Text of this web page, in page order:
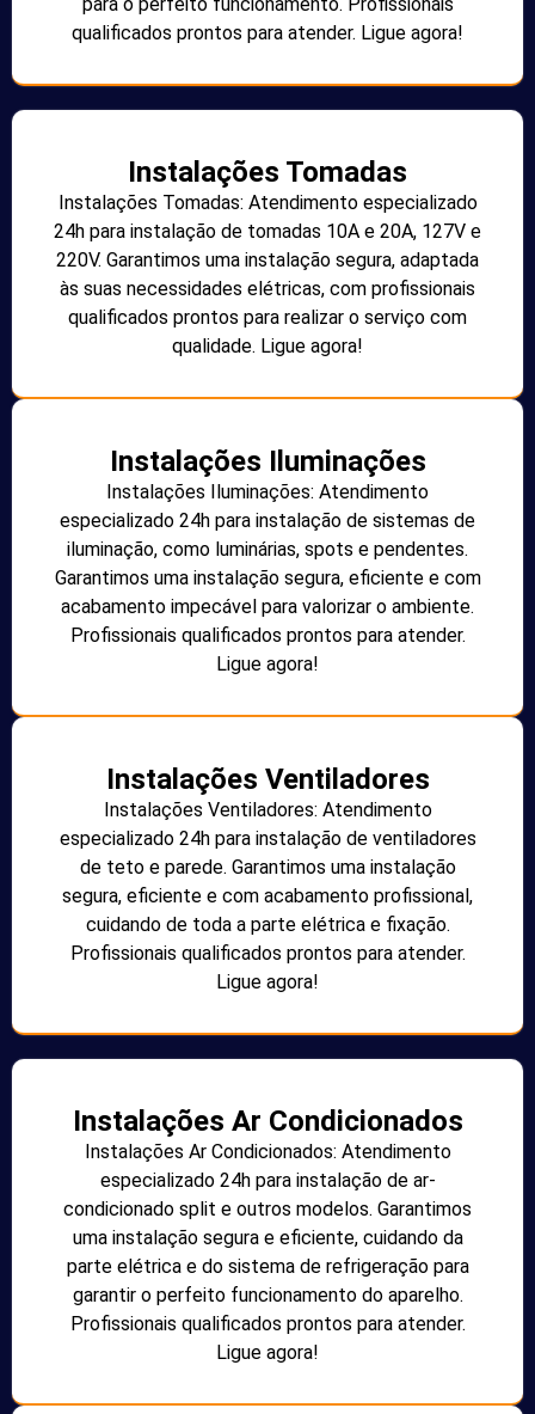
qualificados prontos para atender. Ligue agora!
Instalações Tomadas
Instalações Tomadas: Atendimento especializado
24h para instalação de tomadas 10A e 20A, 127V e
220V. Garantimos uma instalação segura, adaptada
às suas necessidades elétricas, com profissionais
qualificados prontos para realizar o serviço com
qualidade. Ligue agora!
Instalações Iluminações
Instalações Iluminações: Atendimento
especializado 24h para instalação de sistemas de
iluminação, como luminárias, spots e pendentes.
Garantimos uma instalação segura, eficiente e com
acabamento impecável para valorizar o ambiente.
Profissionais qualificados prontos para atender.
Ligue agora!
Instalações Ventiladores
Instalações Ventiladores: Atendimento
especializado 24h para instalação de ventiladores
de teto e parede. Garantimos uma instalação
segura, eficiente e com acabamento profissional,
cuidando de toda a parte elétrica e fixação.
Profissionais qualificados prontos para atender.
Ligue agora!
Instalações Ar Condicionados
Instalações Ar Condicionados: Atendimento
especializado 24h para instalação de ar-
condicionado split e outros modelos. Garantimos
uma instalação segura e eficiente, cuidando da
parte elétrica e do sistema de refrigeração para
garantir o perfeito funcionamento do aparelho.
Profissionais qualificados prontos para atender.
Ligue agora!